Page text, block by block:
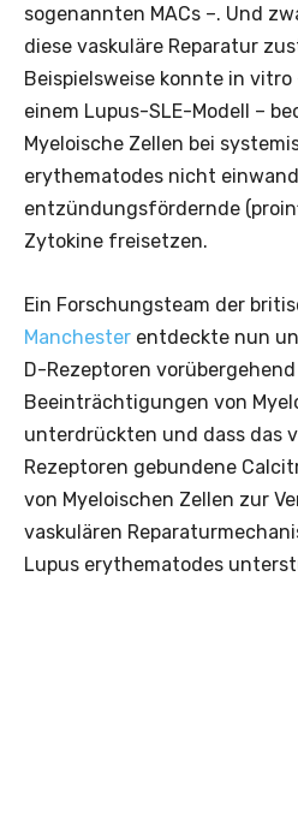
sogenannten MACs –. Und
diese vaskuläre Reparatur
Beispielsweise konnte in
einem Lupus-SLE-Modell –
Myeloische Zellen bei
erythematodes nicht
entzündungsfördernde
Zytokine freisetzen.
Ein Forschungsteam der
Manchester entdeckte nun
D-Rezeptoren
Beeinträchtigungen von
unterdrückten und dass das
Rezeptoren gebundene
von Myeloischen Zellen zur
vaskulären
Lupus erythematodes